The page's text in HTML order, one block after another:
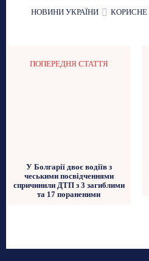
НОВИНИ УКРАЇНИ
ПОПЕРЕДНЯ СТАТТЯ
У Болгарії двоє водіїв з
чеськими посвідченнями
спричинили ДТП з 3 загиблими
та 17 пораненими